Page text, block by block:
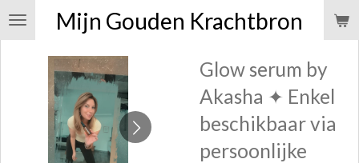
Ga
direct
hoofdinhoud
Mijn Gouden Krachtbron
Glow serum by
Akasha ✦ Enkel
beschikbaar via
persoonlijke